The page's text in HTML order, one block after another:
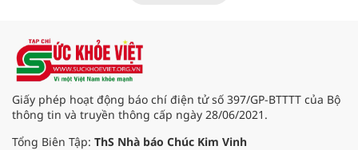
Giấy phép hoạt động báo chí điện tử số 397/GP-BTTTT của Bộ
thông tin và truyền thông cấp ngày 28/06/2021.
Tổng Biên Tập: ThS Nhà báo Chúc Kim Vinh